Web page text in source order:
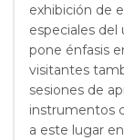
exhibición de
especiales del
pone énfasis
visitantes
sesiones de
instrumentos
a este lugar